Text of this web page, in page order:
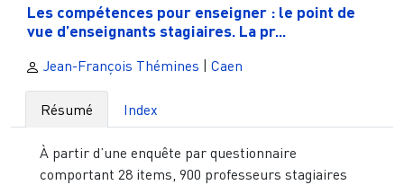
Les compétences pour enseigner : le point de
vue d’enseignants stagiaires. La pr...
Jean-François Thémines Caen
Résumé Index
À partir d’une enquête par questionnaire
comportant 28 items, 900 professeurs stagiaires